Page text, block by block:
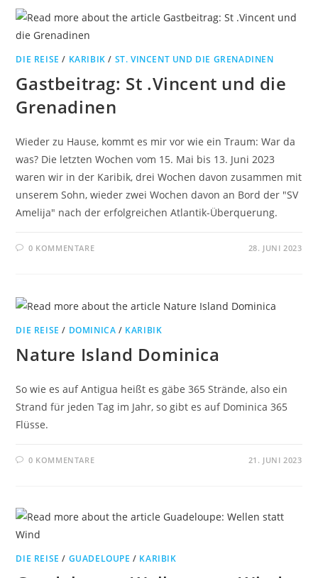
DIE REISE / KARIBIK / ST. VINCENT UND DIE GRENADINEN
Gastbeitrag: St .Vincent und die
Grenadinen
Wieder zu Hause, kommt es mir vor wie ein Traum: War da
was? Die letzten Wochen vom 15. Mai bis 13. Juni 2023
waren wir in der Karibik, drei Wochen davon zusammen mit
unserem Sohn, wieder zwei Wochen davon an Bord der "SV
Amelija" nach der erfolgreichen Atlantik-Überquerung.
0 KOMMENTARE 28. JUNI 2023
DIE REISE / DOMINICA / KARIBIK
Nature Island Dominica
So wie es auf Antigua heißt es gäbe 365 Strände, also ein
Strand für jeden Tag im Jahr, so gibt es auf Dominica 365
Flüsse.
0 KOMMENTARE 21. JUNI 2023
DIE REISE / GUADELOUPE / KARIBIK